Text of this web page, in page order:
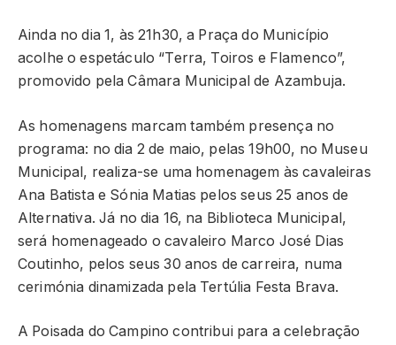
Ainda no dia 1, às 21h30, a Praça do Município
acolhe o espetáculo “Terra, Toiros e Flamenco”,
promovido pela Câmara Municipal de Azambuja.
As homenagens marcam também presença no
programa: no dia 2 de maio, pelas 19h00, no Museu
Municipal, realiza-se uma homenagem às cavaleiras
Ana Batista e Sónia Matias pelos seus 25 anos de
Alternativa. Já no dia 16, na Biblioteca Municipal,
será homenageado o cavaleiro Marco José Dias
Coutinho, pelos seus 30 anos de carreira, numa
cerimónia dinamizada pela Tertúlia Festa Brava.
A Poisada do Campino contribui para a celebração